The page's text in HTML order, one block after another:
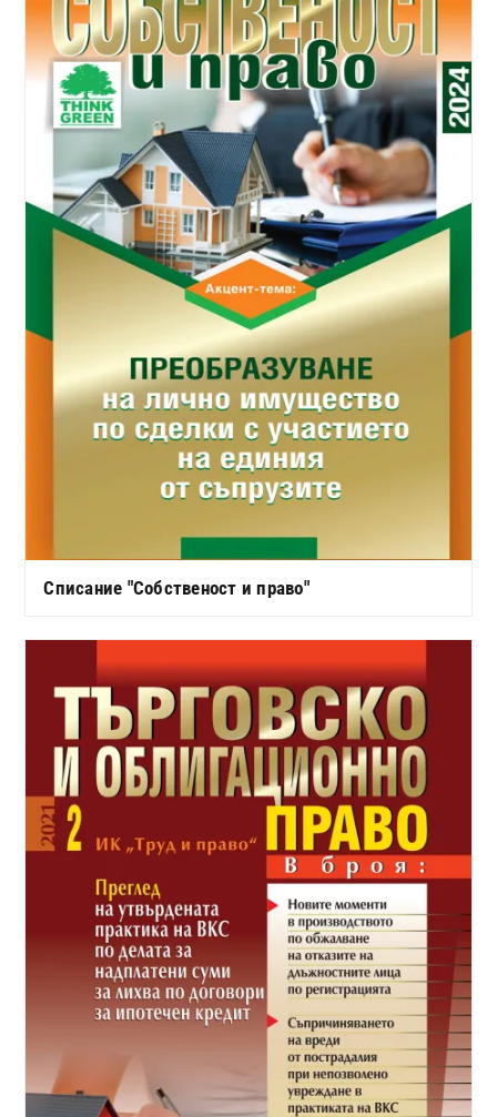
Списание "Собственост и право"